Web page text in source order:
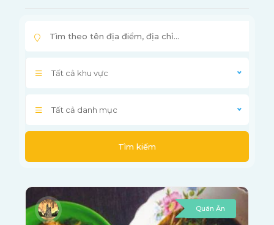
Tất cả khu vực
Tất cả danh mục
Tìm kiếm
Quán Ăn